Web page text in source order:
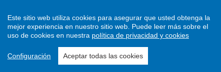
Este sitio web utiliza cookies para asegurar que usted obtenga la
mejor experiencia en nuestro sitio web. Puede leer más sobre el
uso de cookies en nuestra política de privacidad y cookies
Configuración Aceptar todas las cookies